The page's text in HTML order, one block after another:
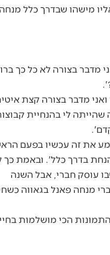
מישהו שבדרך כלל מנחה
מדבר בצורה לא כל כך
מדבר בצורה קצת
לי בהנחיית
את זה עכשיו בפעם
בדרך כלל'. ובאמת כך
עוסק חברי, אבל השנה
מנחה פאנל בגאווה
הכי מושלמות